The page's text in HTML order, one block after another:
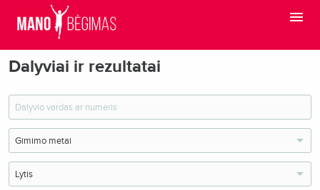
Dalyviai ir rezultatai